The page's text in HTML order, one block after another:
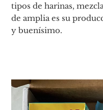
tipos de harinas,
de amplia es su
y buenísimo.